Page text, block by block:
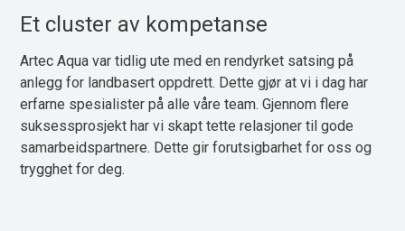
Et cluster av kompetanse
Artec Aqua var tidlig ute med en rendyrket satsing på
anlegg for landbasert oppdrett. Dette gjør at vi i dag har
erfarne spesialister på alle våre team. Gjennom flere
suksessprosjekt har vi skapt tette relasjoner til gode
samarbeidspartnere. Dette gir forutsigbarhet for oss og
trygghet for deg.